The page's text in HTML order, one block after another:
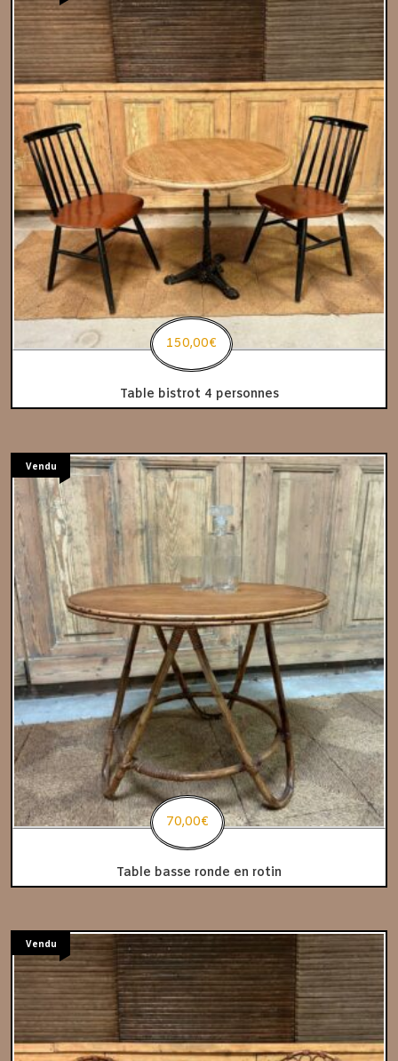
Table bistrot 4 personnes
150,00€
Vendu
Table basse ronde en rotin
70,00€
Vendu